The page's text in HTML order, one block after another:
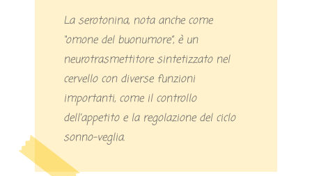
La serotonina, nota anche come
“omone del buonumore”, è un
neurotrasmettitore sintetizzato nel
cervello con diverse funzioni
importanti, come il controllo
dell’appetito e la regolazione del ciclo
sonno-veglia.